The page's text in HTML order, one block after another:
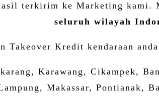
terkirim ke Marketing
seluruh wilayah
Takeover Kredit kendaraan
Karawang, Cikampek,
Makassar, Pontianak,